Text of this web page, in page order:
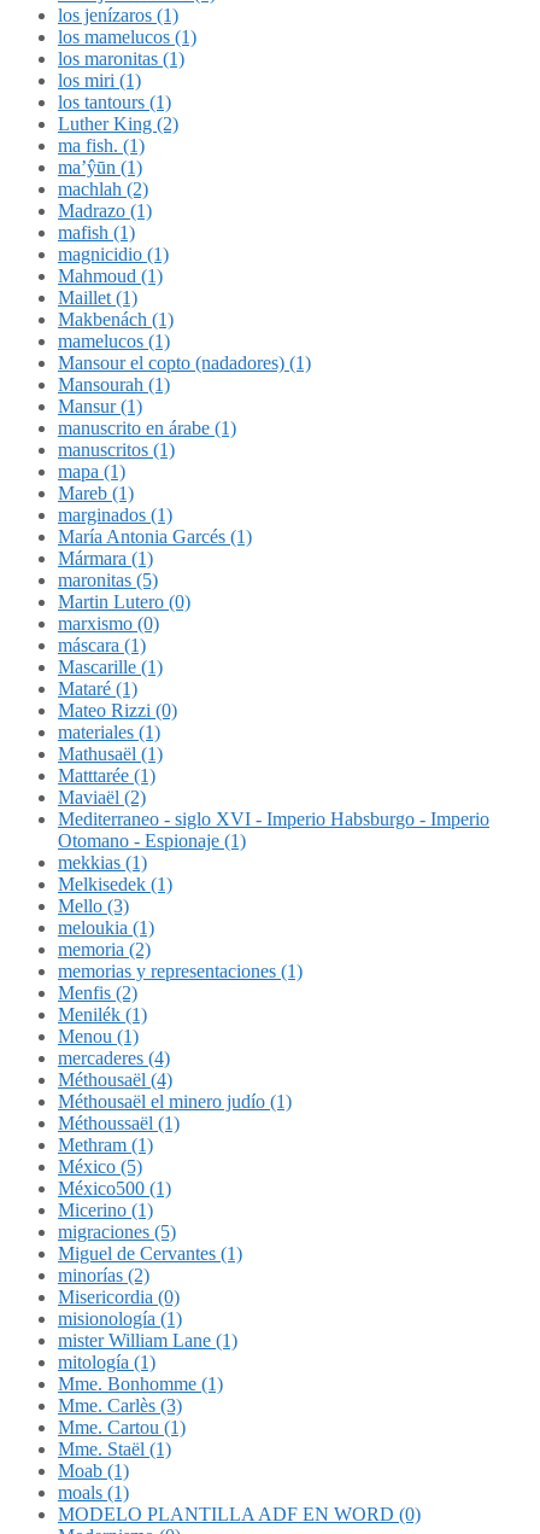
los jenízaros (1)
los mamelucos (1)
los maronitas (1)
los miri (1)
los tantours (1)
Luther King (2)
ma fish. (1)
ma’ŷūn (1)
machlah (2)
Madrazo (1)
mafish (1)
magnicidio (1)
Mahmoud (1)
Maillet (1)
Makbenách (1)
mamelucos (1)
Mansour el copto (nadadores) (1)
Mansourah (1)
Mansur (1)
manuscrito en árabe (1)
manuscritos (1)
mapa (1)
Mareb (1)
marginados (1)
María Antonia Garcés (1)
Mármara (1)
maronitas (5)
Martin Lutero (0)
marxismo (0)
máscara (1)
Mascarille (1)
Mataré (1)
Mateo Rizzi (0)
materiales (1)
Mathusaël (1)
Matttarée (1)
Maviaël (2)
Mediterraneo - siglo XVI - Imperio Habsburgo - Imperio
Otomano - Espionaje (1)
mekkias (1)
Melkisedek (1)
Mello (3)
meloukia (1)
memoria (2)
memorias y representaciones (1)
Menfis (2)
Menilék (1)
Menou (1)
mercaderes (4)
Méthousaël (4)
Méthousaël el minero judío (1)
Méthoussaël (1)
Methram (1)
México (5)
México500 (1)
Micerino (1)
migraciones (5)
Miguel de Cervantes (1)
minorías (2)
Misericordia (0)
misionología (1)
mister William Lane (1)
mitología (1)
Mme. Bonhomme (1)
Mme. Carlès (3)
Mme. Cartou (1)
Mme. Staël (1)
Moab (1)
moals (1)
MODELO PLANTILLA ADF EN WORD (0)